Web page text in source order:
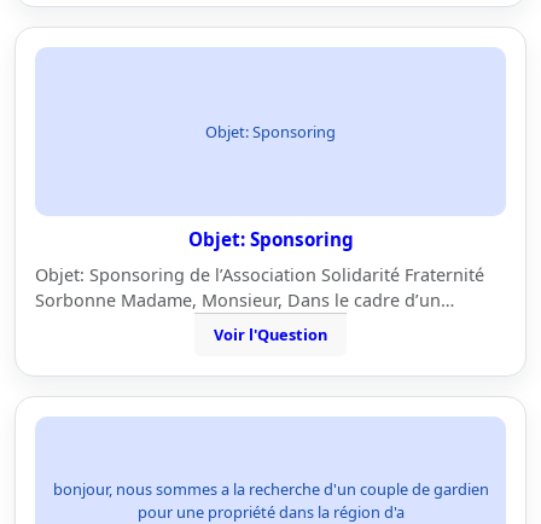
Objet: Sponsoring
Objet: Sponsoring
Objet: Sponsoring de l’Association Solidarité Fraternité
Sorbonne Madame, Monsieur, Dans le cadre d’un…
Voir l'Question
bonjour, nous sommes a la recherche d'un couple de gardien
pour une propriété dans la région d'a